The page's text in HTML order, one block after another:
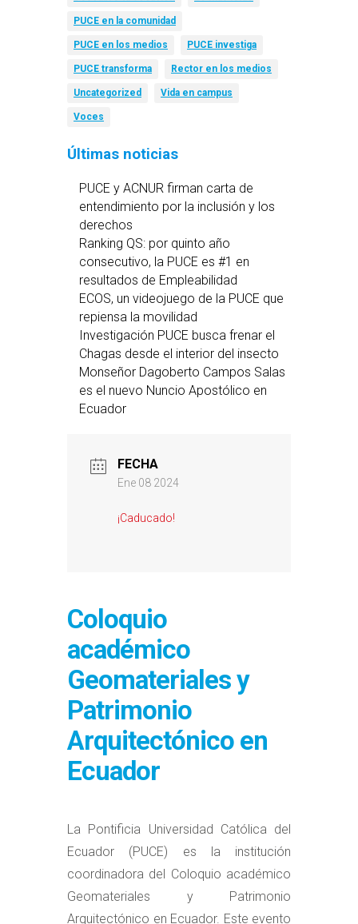
PUCE en la comunidad
PUCE en los medios PUCE investiga
PUCE transforma Rector en los medios
Uncategorized Vida en campus
Voces
Últimas noticias
PUCE y ACNUR firman carta de
entendimiento por la inclusión y los
derechos
Ranking QS: por quinto año
consecutivo, la PUCE es #1 en
resultados de Empleabilidad
ECOS, un videojuego de la PUCE que
repiensa la movilidad
Investigación PUCE busca frenar el
Chagas desde el interior del insecto
Monseñor Dagoberto Campos Salas
es el nuevo Nuncio Apostólico en
Ecuador
FECHA
Ene 08 2024
¡Caducado!
Coloquio
académico
Geomateriales y
Patrimonio
Arquitectónico en
Ecuador
La Pontificia Universidad Católica del
Ecuador (PUCE) es la institución
coordinadora del Coloquio académico
Geomateriales y Patrimonio
Arquitectónico en Ecuador. Este evento